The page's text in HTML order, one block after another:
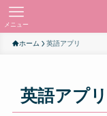
メニュー
ホーム 英語アプリ
英語アプリ